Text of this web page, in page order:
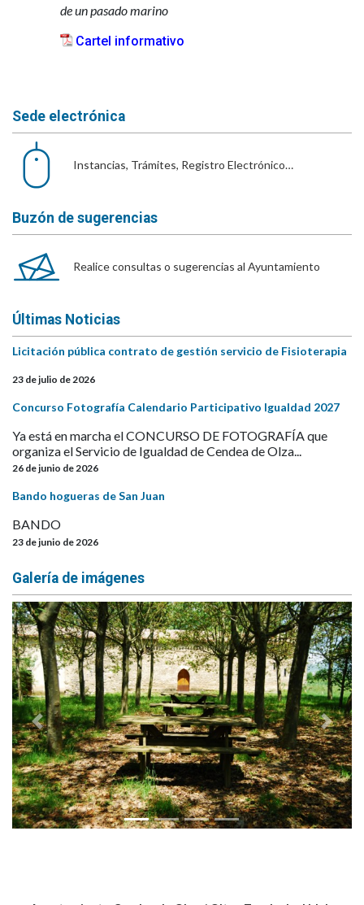
de un pasado marino
Cartel informativo
Sede electrónica
Instancias, Trámites, Registro Electrónico…
Buzón de sugerencias
Realice consultas o sugerencias al Ayuntamiento
Últimas Noticias
Licitación pública contrato de gestión servicio de Fisioterapia
23 de julio de 2026
Concurso Fotografía Calendario Participativo Igualdad 2027
Ya está en marcha el CONCURSO DE FOTOGRAFÍA que
organiza el Servicio de Igualdad de Cendea de Olza...
26 de junio de 2026
Bando hogueras de San Juan
BANDO
23 de junio de 2026
Galería de imágenes
Anterior